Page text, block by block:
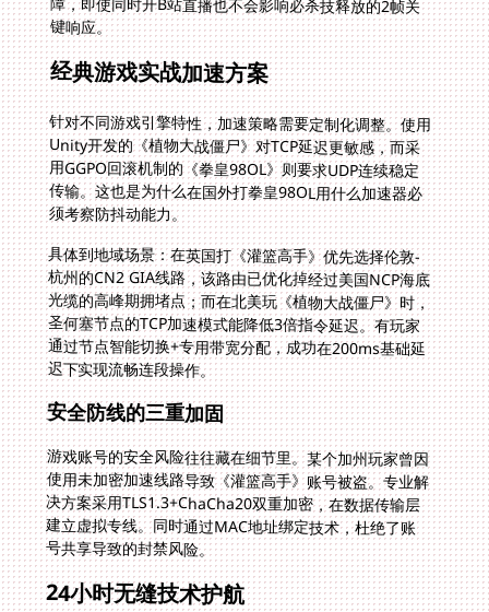
键响应。
经典游戏实战加速方案
针对不同游戏引擎特性，加速策略需要定制化调整。使用
Unity开发的《植物大战僵尸》对TCP延迟更敏感，而采
用GGPO回滚机制的《拳皇98OL》则要求UDP连续稳定
传输。这也是为什么在国外打拳皇98OL用什么加速器必
须考察防抖动能力。
具体到地域场景：在英国打《灌篮高手》优先选择伦敦-
杭州的CN2 GIA线路，该路由已优化掉经过美国NCP海底
光缆的高峰期拥堵点；而在北美玩《植物大战僵尸》时，
圣何塞节点的TCP加速模式能降低3倍指令延迟。有玩家
通过节点智能切换+专用带宽分配，成功在200ms基础延
迟下实现流畅连段操作。
安全防线的三重加固
游戏账号的安全风险往往藏在细节里。某个加州玩家曾因
使用未加密加速线路导致《灌篮高手》账号被盗。专业解
决方案采用TLS1.3+ChaCha20双重加密，在数据传输层
建立虚拟专线。同时通过MAC地址绑定技术，杜绝了账
号共享导致的封禁风险。
24小时无缝技术护航